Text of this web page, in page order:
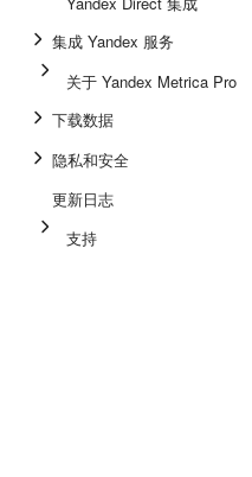
集成 Yandex 服务
关于 Yandex Metrica Pro
下载数据
隐私和安全
更新日志
支持